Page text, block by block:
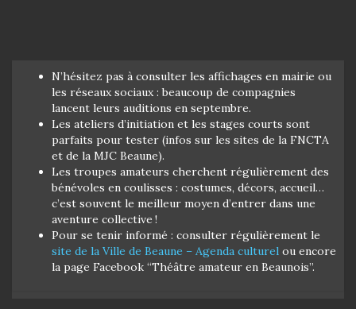
N’hésitez pas à consulter les affichages en mairie ou
les réseaux sociaux : beaucoup de compagnies
lancent leurs auditions en septembre.
Les ateliers d’initiation et les stages courts sont
parfaits pour tester (infos sur les sites de la FNCTA
et de la MJC Beaune).
Les troupes amateurs cherchent régulièrement des
bénévoles en coulisses : costumes, décors, accueil…
c’est souvent le meilleur moyen d’entrer dans une
aventure collective !
Pour se tenir informé : consulter régulièrement le
site de la Ville de Beaune – Agenda culturel ou encore
la page Facebook “Théâtre amateur en Beaunois”.